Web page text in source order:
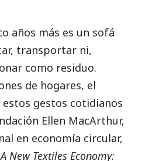
años más es un sofá
transportar ni,
como residuo.
de hogares, el
gestos cotidianos
Ellen MacArthur,
en economía circular,
A New Textiles Economy: